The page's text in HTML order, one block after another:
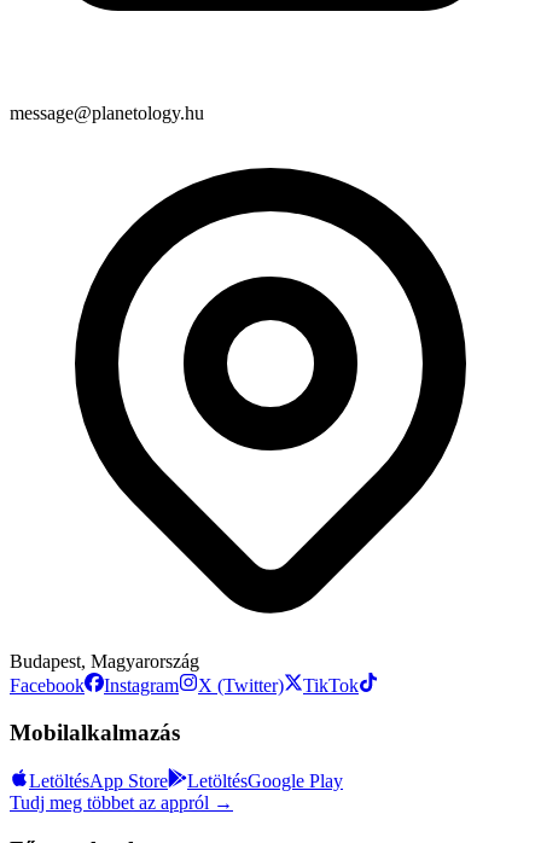
message@planetology.hu
Budapest, Magyarország
Facebook
Instagram X (Twitter) TikTok
Mobilalkalmazás
LetöltésApp Store LetöltésGoogle Play
Tudj meg többet az appról →